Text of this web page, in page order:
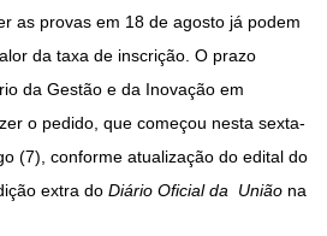
as provas em 18 de agosto já podem
da taxa de inscrição. O prazo
da Gestão e da Inovação em
o pedido, que começou nesta sexta-
(7), conforme atualização do edital do
extra do Diário Oficial da União na